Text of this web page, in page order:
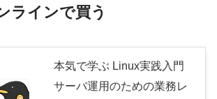
ラインで買う
本気で学ぶ Linux実践入門
サーバ運用のための業務レ